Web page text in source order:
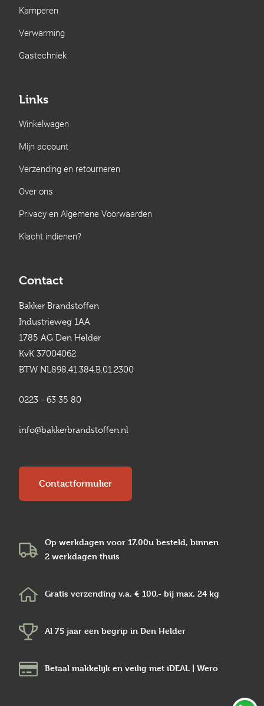
Kamperen
Verwarming
Gastechniek
Links
Winkelwagen
Mijn account
Verzending en retourneren
Over ons
Privacy en Algemene Voorwaarden
Klacht indienen?
Contact
Bakker Brandstoffen
Industrieweg 1AA
1785 AG Den Helder
KvK 37004062
BTW NL898.41.384.B.01.2300
0223 - 63 35 80
info@bakkerbrandstoffen.nl
Contactformulier
Op werkdagen voor 17.00u besteld, binnen
2 werkdagen thuis
Gratis verzending v.a. € 100,- bij max. 24 kg
Al 75 jaar een begrip in Den Helder
Betaal makkelijk en veilig met iDEAL | Wero